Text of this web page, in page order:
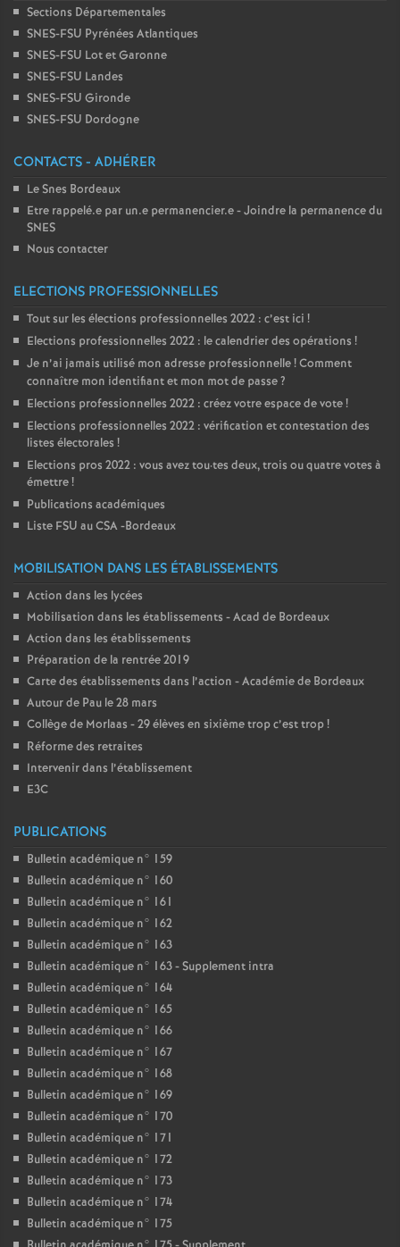
Sections Départementales
SNES-FSU Pyrénées Atlantiques
SNES-FSU Lot et Garonne
SNES-FSU Landes
SNES-FSU Gironde
SNES-FSU Dordogne
CONTACTS - ADHÉRER
Le Snes Bordeaux
Etre rappelé.e par un.e permanencier.e - Joindre la permanence du
SNES
Nous contacter
ELECTIONS PROFESSIONNELLES
Tout sur les élections professionnelles 2022 : c’est ici !
Elections professionnelles 2022 : le calendrier des opérations !
Je n’ai jamais utilisé mon adresse professionnelle! Comment
connaître mon identifiant et mon mot de passe?
Elections professionnelles 2022 : créez votre espace de vote!
Elections professionnelles 2022 : vérification et contestation des
listes électorales !
Elections pros 2022 : vous avez tou·tes deux, trois ou quatre votes à
émettre!
Publications académiques
Liste FSU au CSA -Bordeaux
MOBILISATION DANS LES ÉTABLISSEMENTS
Action dans les lycées
Mobilisation dans les établissements - Acad de Bordeaux
Action dans les établissements
Préparation de la rentrée 2019
Carte des établissements dans l’action - Académie de Bordeaux
Autour de Pau le 28 mars
Collège de Morlaas - 29 élèves en sixième trop c’est trop!
Réforme des retraites
Intervenir dans l’établissement
E3C
PUBLICATIONS
Bulletin académique n° 159
Bulletin académique n° 160
Bulletin académique n° 161
Bulletin académique n° 162
Bulletin académique n° 163
Bulletin académique n° 163 - Supplement intra
Bulletin académique n° 164
Bulletin académique n° 165
Bulletin académique n° 166
Bulletin académique n° 167
Bulletin académique n° 168
Bulletin académique n° 169
Bulletin académique n° 170
Bulletin académique n° 171
Bulletin académique n° 172
Bulletin académique n° 173
Bulletin académique n° 174
Bulletin académique n° 175